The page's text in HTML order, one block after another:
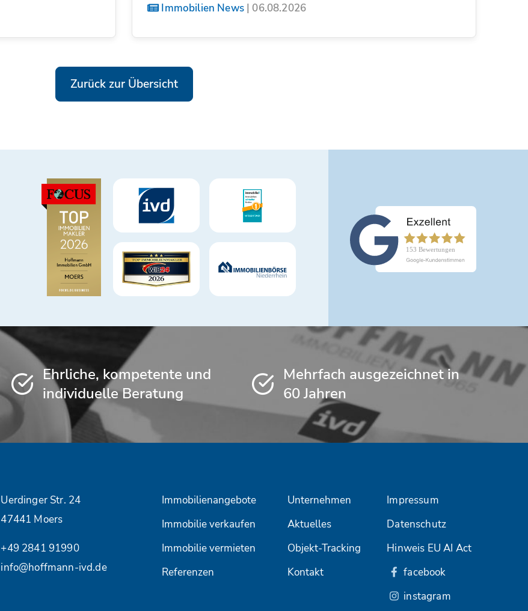
Immobilien News| 06.08.2026
Zurück zur Übersicht
Ehrliche, kompetente und
individuelle Beratung
Mehrfach ausgezeichnet in
60 Jahren
Uerdinger Str. 24
47441 Moers
+49 2841 91990
info@hoffmann-ivd.de
Immobilienangebote
Unternehmen
Immobilie verkaufen
Aktuelles
Immobilie vermieten
Objekt-Tracking
Referenzen
Kontakt
Impressum
Datenschutz
Hinweis EU AI Act
facebook
instagram